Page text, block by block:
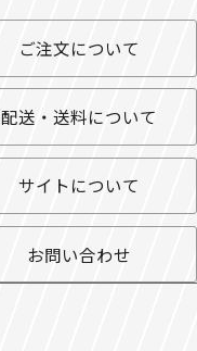
ご注文について
配送・送料について
サイトについて
お問い合わせ